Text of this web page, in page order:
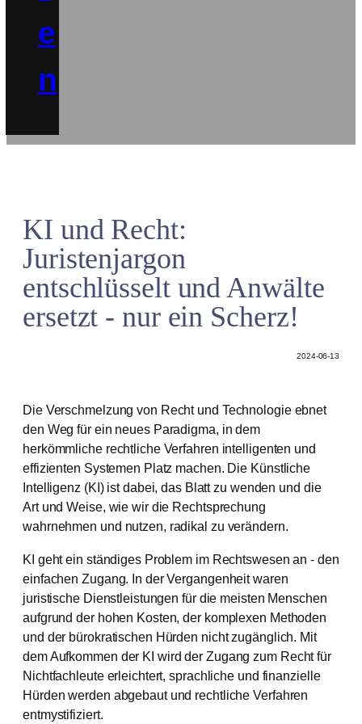
e
n
KI und Recht:
Juristenjargon
entschlüsselt und Anwälte
ersetzt - nur ein Scherz!
2024-06-13
Die Verschmelzung von Recht und Technologie ebnet
den Weg für ein neues Paradigma, in dem
herkömmliche rechtliche Verfahren intelligenten und
effizienten Systemen Platz machen. Die Künstliche
Intelligenz (KI) ist dabei, das Blatt zu wenden und die
Art und Weise, wie wir die Rechtsprechung
wahrnehmen und nutzen, radikal zu verändern.
KI geht ein ständiges Problem im Rechtswesen an - den
einfachen Zugang. In der Vergangenheit waren
juristische Dienstleistungen für die meisten Menschen
aufgrund der hohen Kosten, der komplexen Methoden
und der bürokratischen Hürden nicht zugänglich. Mit
dem Aufkommen der KI wird der Zugang zum Recht für
Nichtfachleute erleichtert, sprachliche und finanzielle
Hürden werden abgebaut und rechtliche Verfahren
entmystifiziert.